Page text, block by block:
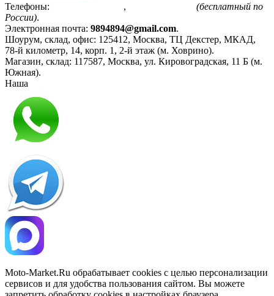
Телефоны: ,
(бесплатный по
России).
Электронная почта: 9894894@gmail.com.
Шоурум, склад, офис: 125412, Москва, ТЦ Декстер, МКАД,
78-й километр, 14, корп. 1, 2-й этаж (м. Ховрино).
Магазин, склад: 117587, Москва, ул. Кировоградская, 11 Б (м.
Южная).
Наша
Moto-Market.Ru обрабатывает сookies с целью персонализации
сервисов и для удобства пользования сайтом. Вы можете